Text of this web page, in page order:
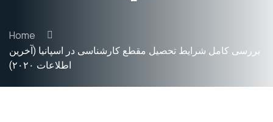
Home
بررسی کامل شرایط تحصیل مقطع کارشناسی در اسپانیا (آخرین
اطلاعات ۲۰۲۰)